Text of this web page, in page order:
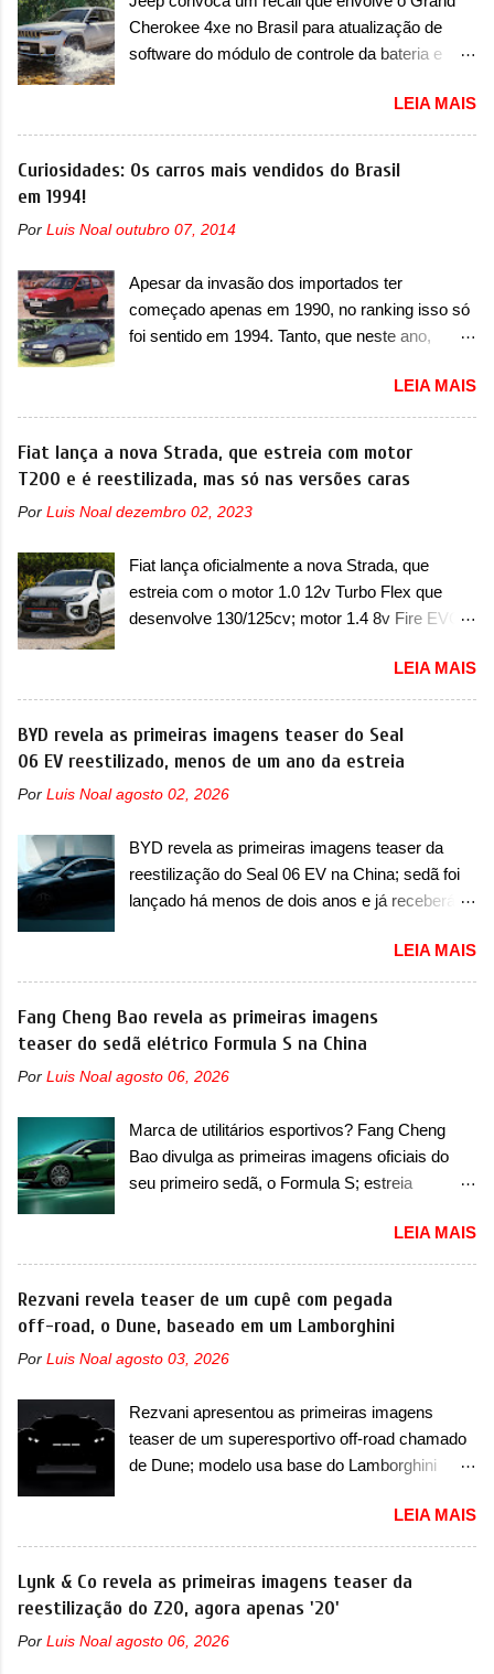
esportiva, o A05s. Previsto para ser lançado
ainda neste ano na China, o compacto elétrico
colocará a Leapmotor para concorrer com uma
BYD Dolphin e Geely EX2. Visualmente, o A05
conta com um design já visto por outros
modelos da marca, em especial do SUV
SUV, o A05 nasce com um design que está
possui faróis com um desenho mais retangular,
com um pequeno prolongamento para as
laterais. Os faróis cont...
Cherokee 4xe no Brasil para atualização de
software do módulo de controle da bateria e
Jeep convocou no dia 10 de outubro de 2025
um chamado que envolve os proprietários do
Grand Cherokee 4xe, em sua versão única
unidades afetadas precisam retornar a uma
dois problemas. O primeiro deles será uma
atualização do software do módulo de controle
da bateria (AHCP e HCP). Para alguns veículos
verificação e, se necessário, a substituição do
motor do ventilador HVAC (aquecimento,
ventilação e ar-condicionado). A marca também
confirmou que “foi identificada a possibilidade de
uma sobrecarga do microprocessador do
poderá causar a perda de força motriz,
requerendo a atualização do software do
modulo de...
LEIA MAIS
Curiosidades: Os carros mais vendidos do Brasil
em 1994!
Por Luis Noal outubro 07, 2014
Apesar da invasão dos importados ter
começado apenas em 1990, no ranking isso só
foi sentido em 1994. Tanto, que neste ano,
começar pelo Chevrolet Corsa, o mais
destacado deles no ranking que perdurou no
nosso mercado até início de 2012 e com
certeza foi um grandioso lançamento da
ano também era lançada a nova geração do
ganhava uma nova geração feita do zero,
apelidada de "Bolinha" por suas formas
arredondadas. Além do Gol, outro Volkswagen
versão hatchback do Logus que chegava
depois de um ano de atraso. A invasão de 1994
foi marcava pelos franceses, alemães,
japoneses e coreanos que chegaram
arrancando corações em nosso mercado. Os
vendas em 1994 foram o Renault R19 que
vinha em 3 versões de carroceria, sendo duas
do hatch e o sedan, a famosa Kia Besta, o Vol...
LEIA MAIS
Fiat lança a nova Strada, que estreia com motor
T200 e é reestilizada, mas só nas versões caras
Por Luis Noal dezembro 02, 2023
Fiat lança oficialmente a nova Strada, que
estreia com o motor 1.0 12v Turbo Flex que
desenvolve 130/125cv; motor 1.4 8v Fire EVO
oficialmente a nova Strada, que aparece com
mudanças visuais e com uma nova opção de
motor. Depois da picape compacta receber o
câmbio automático CVT no ano passado, a Fiat
motor 1.0 12v Turbo Flex, conhecido como
Strada soube ser mutável com avanços
importantes que a concorrência nunca
conseguiu acompanhar e agora ela abre uma
T200, que estreou nos irmãos Pulse e
Fastback. "A Fiat Strada é mais do que uma
picape, é uma verdadeira revolução no
mercado automotivo. Há alguns anos era
improvável pensar que uma picape chagaria ao
Strada fez. Mais do que isso: ela é a prova viva
que time que está ganhando se mexe sim. Ao
longo da sua história, ela...
LEIA MAIS
BYD revela as primeiras imagens teaser do Seal
06 EV reestilizado, menos de um ano da estreia
Por Luis Noal agosto 02, 2026
BYD revela as primeiras imagens teaser da
reestilização do Seal 06 EV na China; sedã foi
lançado há menos de dois anos e já receberá a
primeiras imagens teaser de uma mudança
visual para um dos seus menores sedãs
elétricos na China, pertencente à linha Ocean.
Trata-se do Seal 06 EV, lançado no segundo
O modelo agora passará a ser vendido com
que vão atualizá-los para a identidade visual
mais moderna da marca, mas ainda sem
motivos para que essa mudança já seja tão
nada os primeiros consumidores). Pelas
imagens teaser, se percebe que o sedã contará
com um novo para-choque na dianteira. Ele
passa a trazer um vinco horizontal mais
destacado que atravessa toda a dianteira do
faróis. Ele ainda possui um espaço para a placa
novo abaixo do vinco e uma nova entrada de ar
inferio...
LEIA MAIS
Fang Cheng Bao revela as primeiras imagens
teaser do sedã elétrico Formula S na China
Por Luis Noal agosto 06, 2026
Marca de utilitários esportivos? Fang Cheng
Bao divulga as primeiras imagens oficiais do
seu primeiro sedã, o Formula S; estreia
como uma marca com utilitários esportivos, a
Fang Cheng Bao nasceu como uma empresa
voltada a desenvolver utilitários esportivos com
uma pegada mais off-road. E isso funcionou
muito bem com o lançamento dos modelos Bao
5 e Bao 8, além do Tai 3 e Tai 7. Agora, a marca
de... sedãs. Antecipado por imagens teaser, o
Formula S será o primeiro três volumes da
Fang Cheng Bao, que parece se perder na sua
marca divulgou algumas imagens externas e
informações sobre o sedã, que terá seu
lançamento ainda neste ano de 2026. Em
termos de design, o Formula S segue
basicamente as mesmas linhas do conceito
LEIA MAIS
Rezvani revela teaser de um cupê com pegada
off-road, o Dune, baseado em um Lamborghini
Por Luis Noal agosto 03, 2026
Rezvani apresentou as primeiras imagens
teaser de um superesportivo off-road chamado
de Dune; modelo usa base do Lamborghini
apresentou as primeiras imagens teaser de um
novo superesportivo que vai oferecer aos seus
consumidores. Trata-se do Dune, um cupê
superesportivo que terá uma proposta off-road
assim como outros esportivos recentemente
tiveram, como o Porsche 911 Dakar e o...
LEIA MAIS
Lynk & Co revela as primeiras imagens teaser da
reestilização do Z20, agora apenas '20'
Por Luis Noal agosto 06, 2026